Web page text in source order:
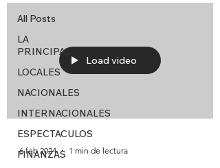
All Posts
LA
PRINCIPAL
LOCALES
NACIONALES
INTERNACIONALES
ESPECTACULOS
FINANZAS
Load video
6 feb 2024 1 min de lectura